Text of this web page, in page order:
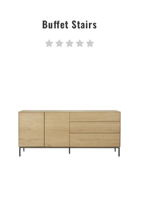
Buffet Stairs